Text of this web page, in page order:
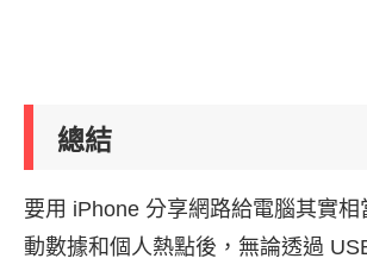
總結
要用 iPhone 分享網路給電腦其實
動數據和個人熱點後，無論透過